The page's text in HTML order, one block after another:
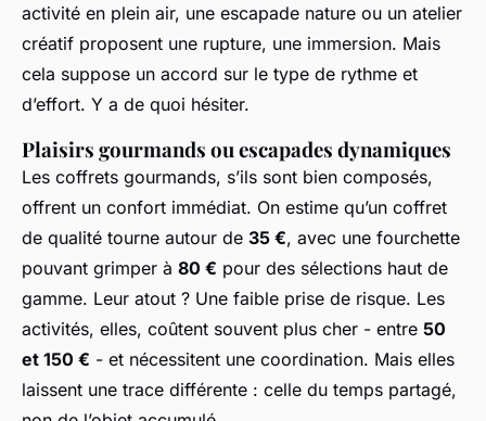
activité en plein air, une escapade nature ou un atelier
créatif proposent une rupture, une immersion. Mais
cela suppose un accord sur le type de rythme et
d’effort. Y a de quoi hésiter.
Plaisirs gourmands ou escapades dynamiques
Les coffrets gourmands, s’ils sont bien composés,
offrent un confort immédiat. On estime qu’un coffret
de qualité tourne autour de 35 €, avec une fourchette
pouvant grimper à 80 € pour des sélections haut de
gamme. Leur atout ? Une faible prise de risque. Les
activités, elles, coûtent souvent plus cher - entre 50
et 150 € - et nécessitent une coordination. Mais elles
laissent une trace différente : celle du temps partagé,